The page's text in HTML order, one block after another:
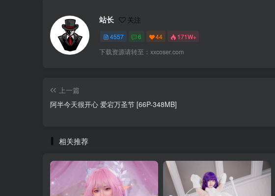
站长 关注
4557 6 44 171W+
下载资源请转至：xxcoser.com
上一篇
阿半今天很开心 爱宕万圣节 [66P-348MB]
相关推荐